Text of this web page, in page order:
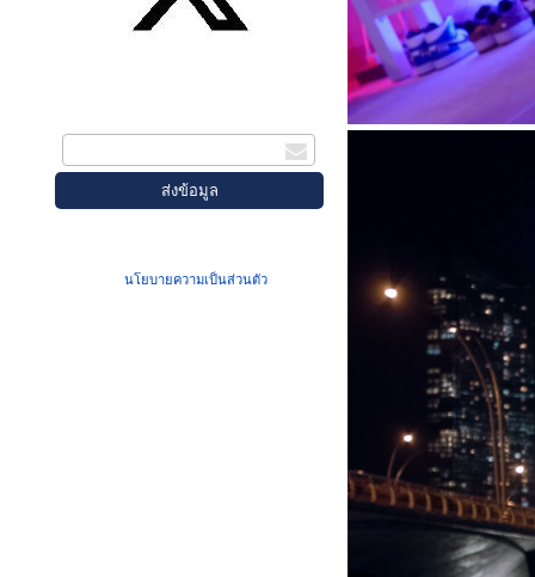
นโยบายความเป็นส่วนตัว